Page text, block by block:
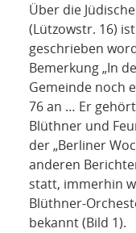
KONTAKT
Über die
(Lützowstr. 16)
geschrieben
Bemerkung „In
Gemeinde noch
76 an … Er
Blüthner und
der „Berliner
anderen
statt, immerhin
Blüthner-
bekannt (Bild 1).